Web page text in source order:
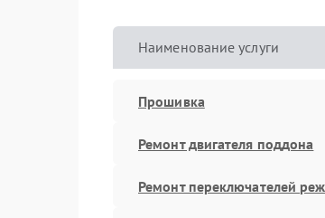
Наименование услуги
Прошивка
Ремонт двигателя поддона
Ремонт переключателей